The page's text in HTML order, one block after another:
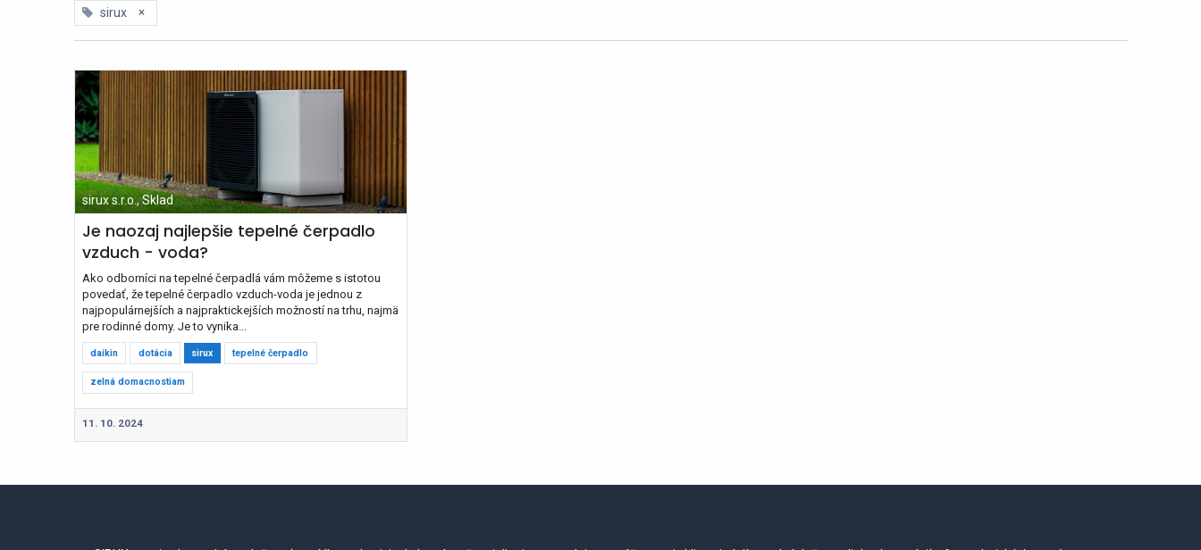
sirux ×
sirux s.r.o., Sklad
Je naozaj najlepšie tepelné čerpadlo
vzduch - voda?
Ako odborníci na tepelné čerpadlá vám môžeme s istotou
povedať, že tepelné čerpadlo vzduch-voda je jednou z
najpopulárnejších a najpraktickejších možností na trhu, najmä
pre rodinné domy. Je to vynika...
daikin dotácia sirux tepelné čerpadlo
zelná domacnostiam
11. 10. 2024